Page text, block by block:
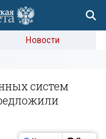
Новости
систем